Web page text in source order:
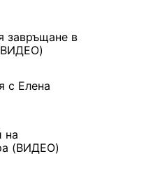
завръщане в
с Елена
на
(ВИДЕО)